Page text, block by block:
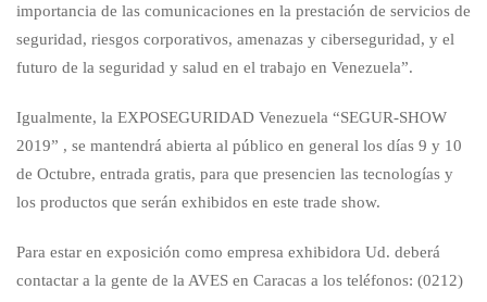
importancia de las comunicaciones en la prestación de servicios de
seguridad, riesgos corporativos, amenazas y ciberseguridad, y el
futuro de la seguridad y salud en el trabajo en Venezuela”.
Igualmente, la EXPOSEGURIDAD Venezuela “SEGUR-SHOW
2019” , se mantendrá abierta al público en general los días 9 y 10
de Octubre, entrada gratis, para que presencien las tecnologías y
los productos que serán exhibidos en este trade show.
Para estar en exposición como empresa exhibidora Ud. deberá
contactar a la gente de la AVES en Caracas a los teléfonos: (0212)